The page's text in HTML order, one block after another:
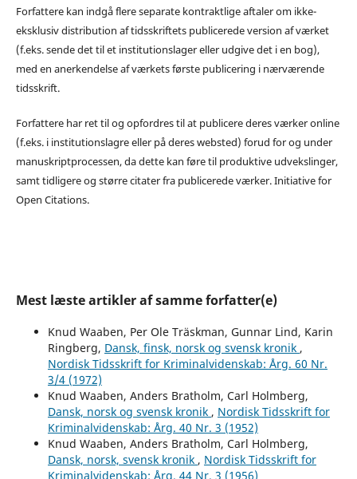
Forfattere kan indgå flere separate kontraktlige aftaler om ikke-
eksklusiv distribution af tidsskriftets publicerede version af værket
(f.eks. sende det til et institutionslager eller udgive det i en bog),
med en anerkendelse af værkets første publicering i nærværende
tidsskrift.
Forfattere har ret til og opfordres til at publicere deres værker online
(f.eks. i institutionslagre eller på deres websted) forud for og under
manuskriptprocessen, da dette kan føre til produktive udvekslinger,
samt tidligere og større citater fra publicerede værker. Initiative for
Open Citations.
Mest læste artikler af samme forfatter(e)
Knud Waaben, Per Ole Träskman, Gunnar Lind, Karin
Ringberg, Dansk, finsk, norsk og svensk kronik ,
Nordisk Tidsskrift for Kriminalvidenskab: Årg. 60 Nr.
3/4 (1972)
Knud Waaben, Anders Bratholm, Carl Holmberg,
Dansk, norsk og svensk kronik , Nordisk Tidsskrift for
Kriminalvidenskab: Årg. 40 Nr. 3 (1952)
Knud Waaben, Anders Bratholm, Carl Holmberg,
Dansk, norsk, svensk kronik , Nordisk Tidsskrift for
Kriminalvidenskab: Årg. 44 Nr. 3 (1956)